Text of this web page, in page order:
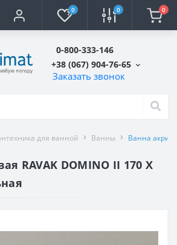
0 0 0
0-800-333-146
+38 (067) 904-76-65
Заказать звонок
для ванной Ванны Ванна
RAVAK DOMINO II 170 Х